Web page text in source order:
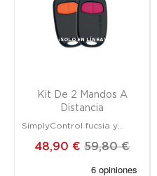
¡SOLO EN LÍNEA!
Kit De 2 Mandos A
Distancia
SimplyControl fucsia y
naranja
48,90 € 59,80 €